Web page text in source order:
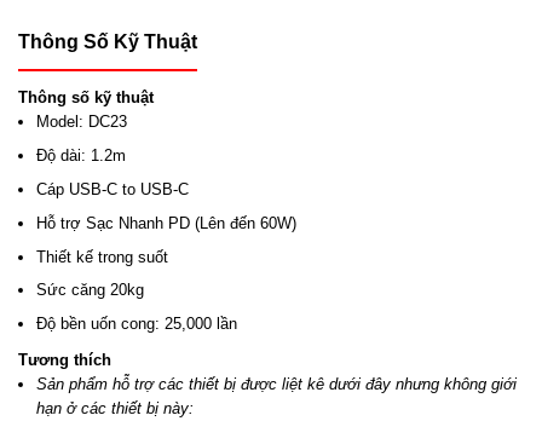
2 đầu Type C MOMAX 1-Link DC23. Tận hưởng sạc
mọi nơi.
THÔNG TIN LIÊN HỆ
CÔNG TY TNHH ZACOM VIỆT
NAM
Nhà phân phối UGREEN · CUKTECH · EDIFIER · JISULIFE ·
YOOBAO · TRONSMART · TRUSMI
Thông Số Kỹ Thuật
Thông số kỹ thuật
Model: DC23
Độ dài: 1.2m
Cáp USB-C to USB-C
Hỗ trợ Sạc Nhanh PD (Lên đến 60W)
Thiết kế trong suốt
Sức căng 20kg
Độ bền uốn cong: 25,000 lần
Tương thích
Sản phẩm hỗ trợ các thiết bị được liệt kê dưới đây nhưng không giới
hạn ở các thiết bị này: